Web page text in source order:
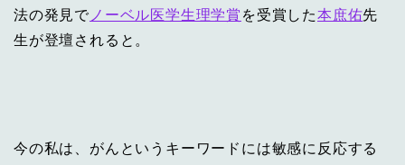
法の発見で ノーベル医学生理学賞 を受賞した本庶佑先
生が登壇されると。
今の私は、がんというキーワードには敏感に反応する